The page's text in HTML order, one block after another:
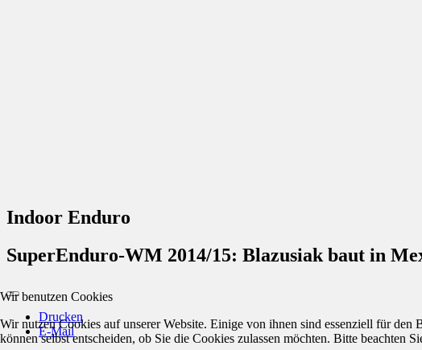
Indoor Enduro
SuperEnduro-WM 2014/15: Blazusiak baut in
Drucken
E-Mail
Wir benutzen Cookies
Wir nutzen Cookies auf unserer Website. Einige von ihnen sind essenziell für
können selbst entscheiden, ob Sie die Cookies zulassen möchten. Bitte